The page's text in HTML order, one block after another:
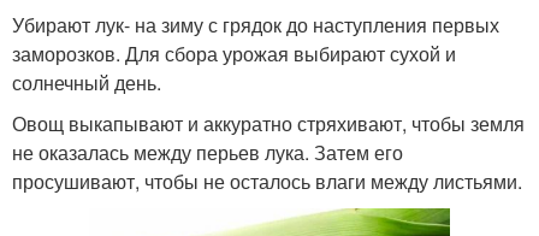
Убирают лук- на зиму с грядок до наступления первых
заморозков. Для сбора урожая выбирают сухой и
солнечный день.
Овощ выкапывают и аккуратно стряхивают, чтобы земля
не оказалась между перьев лука. Затем его
просушивают, чтобы не осталось влаги между листьями.